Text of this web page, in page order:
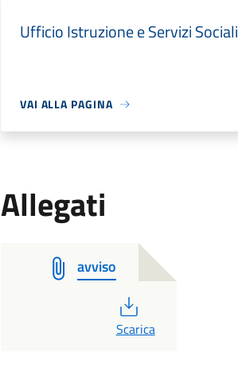
Ufficio Istruzione e Servizi Sociali
VAI ALLA PAGINA
Allegati
avviso
PDF
Scarica